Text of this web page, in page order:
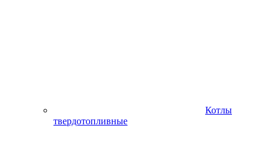
Котлы
твердотопливные